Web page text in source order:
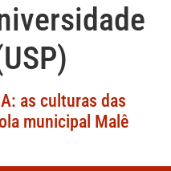
as culturas das
municipal Malê